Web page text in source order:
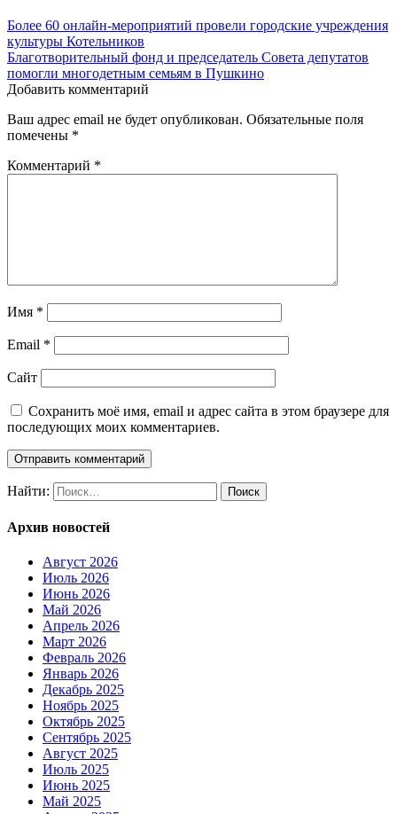
Более 60 онлайн-мероприятий провели городские учреждения
культуры Котельников
Благотворительный фонд и председатель Совета депутатов
помогли многодетным семьям в Пушкино
Добавить комментарий
Ваш адрес email не будет опубликован. Обязательные поля
помечены *
Комментарий *
Имя *
Email *
Сайт
Сохранить моё имя, email и адрес сайта в этом браузере для
последующих моих комментариев.
Найти:
Архив новостей
Август 2026
Июль 2026
Июнь 2026
Май 2026
Апрель 2026
Март 2026
Февраль 2026
Январь 2026
Декабрь 2025
Ноябрь 2025
Октябрь 2025
Сентябрь 2025
Август 2025
Июль 2025
Июнь 2025
Май 2025